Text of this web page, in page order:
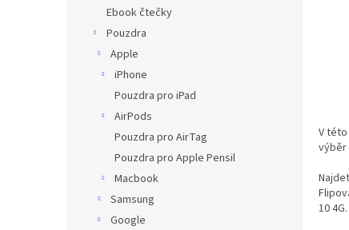
Ebook čtečky
Pouzdra
Apple
iPhone
Pouzdra pro iPad
AirPods
Pouzdra pro AirTag
Pouzdra pro Apple Pensil
Macbook
Samsung
Google
V
výběr
10